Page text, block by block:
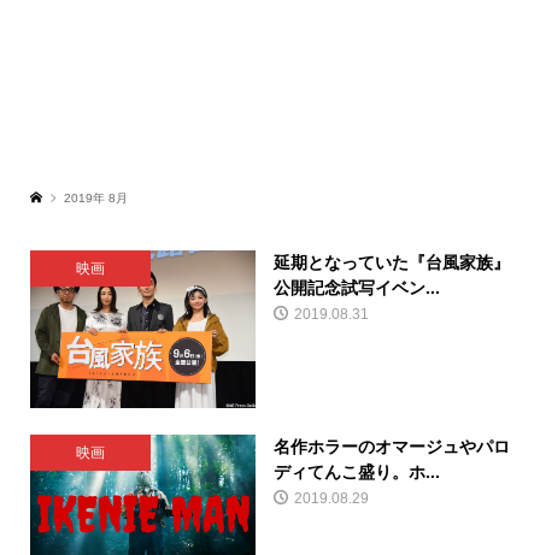
2019年 8月
映画
延期となっていた『台風家族』
公開記念試写イベン...
2019.08.31
映画
名作ホラーのオマージュやパロ
ディてんこ盛り。ホ...
2019.08.29